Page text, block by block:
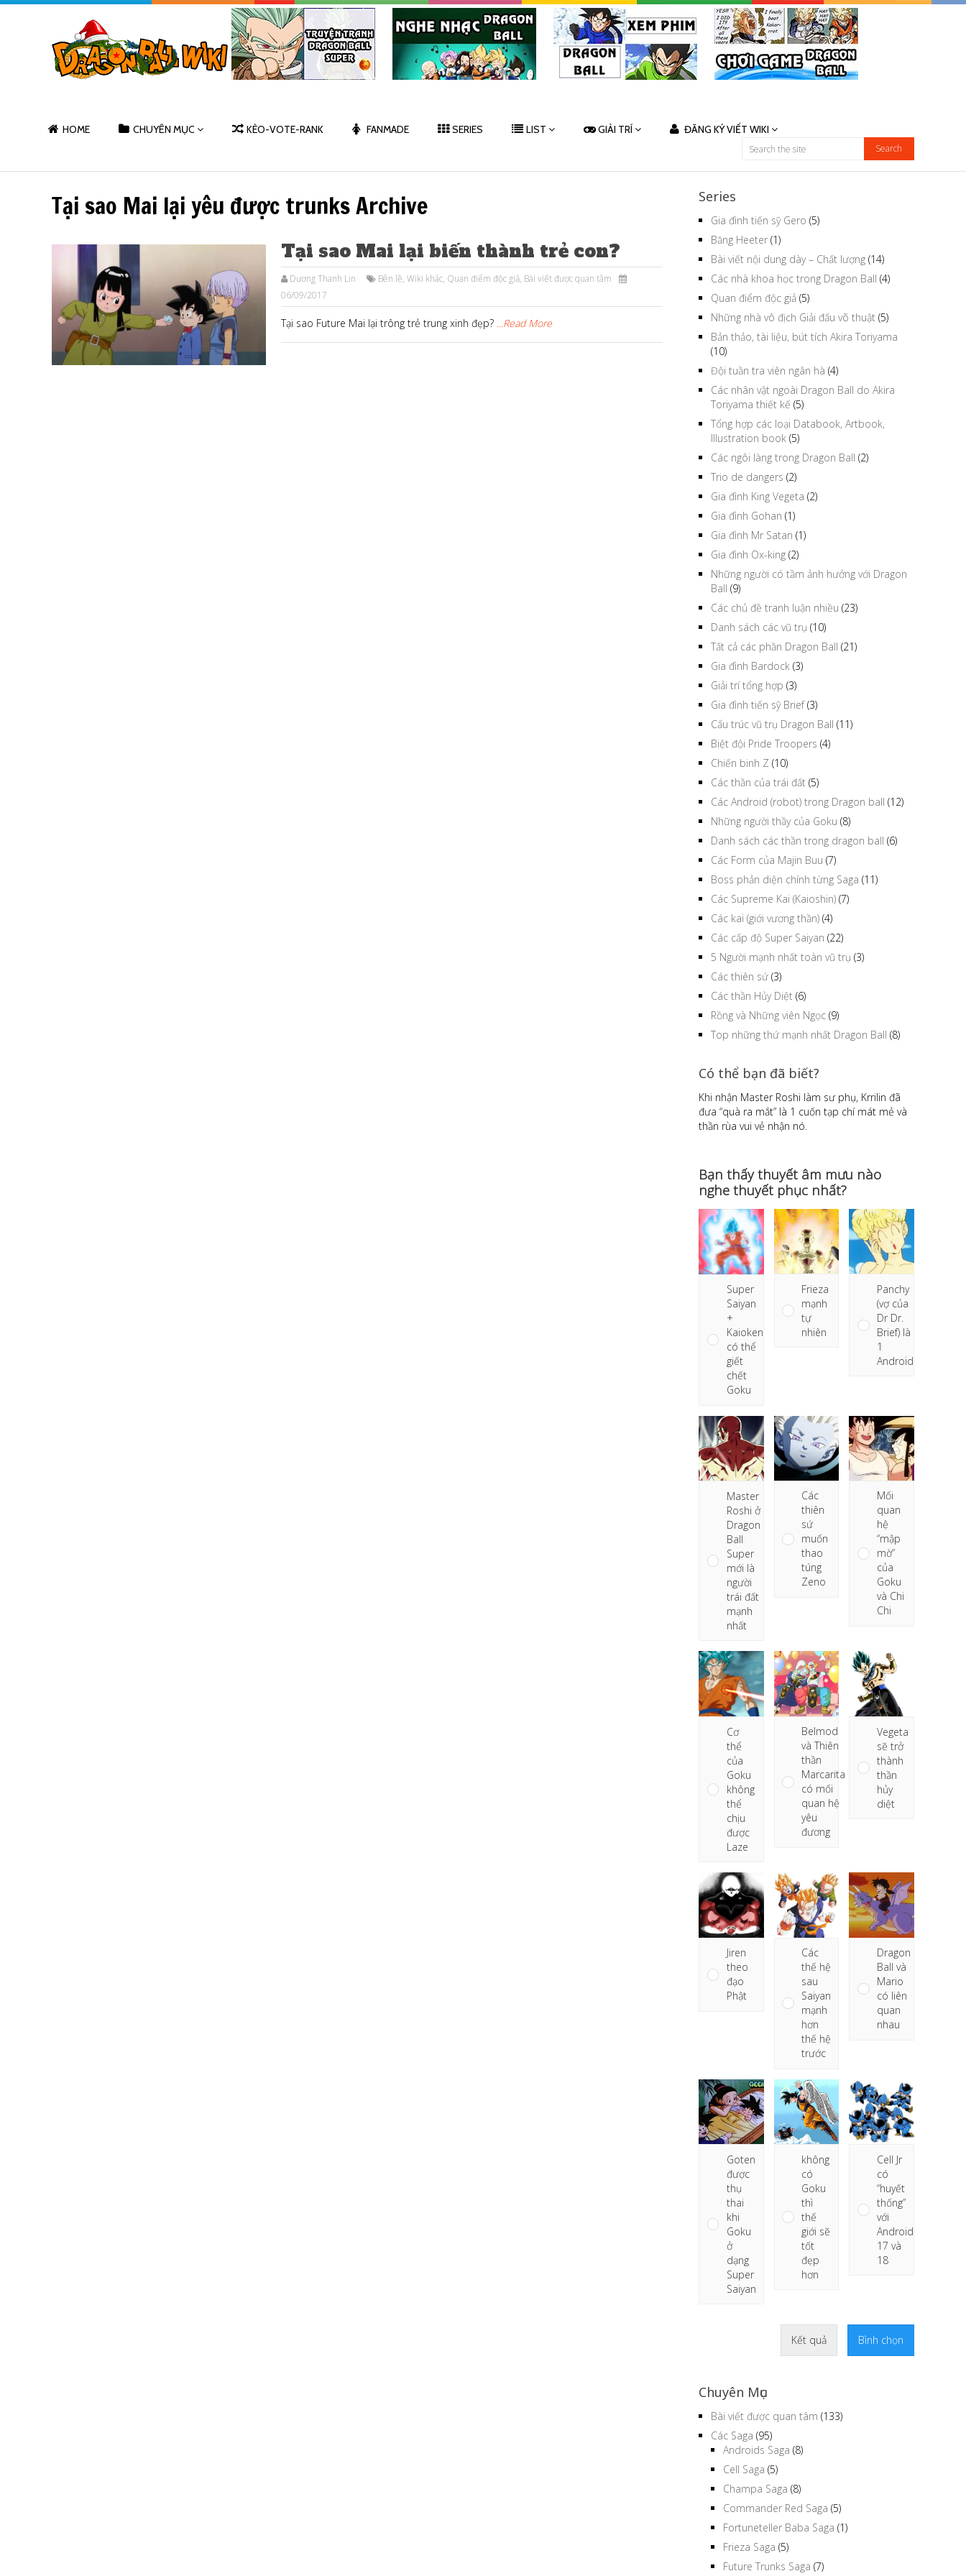
HOME CHUYÊN MỤC KÈO-VOTE-RANK FANMADE SERIES LIST GIẢI TRÍ ĐĂNG KÝ VIẾT WIKI
Tại sao Mai lại yêu được trunks Archive
Tại sao Mai lại biến thành trẻ con?
Dương Thanh Lin Bên lề, Wiki khác, Quan điểm độc giả, Bài viết được quan tâm
06/09/2017
Tại sao Future Mai lại trông trẻ trung xinh đẹp? ...Read More
Series
Gia đình tiến sỹ Gero (5)
Băng Heeter (1)
Bài viết nội dung dày – Chất lượng (14)
Các nhà khoa học trong Dragon Ball (4)
Quan điểm độc giả (5)
Những nhà vô địch Giải đấu võ thuật (5)
Bản thảo, tài liệu, bút tích Akira Toriyama
(10)
Đội tuần tra viên ngân hà (4)
Các nhân vật ngoài Dragon Ball do Akira
Toriyama thiết kế (5)
Tổng hợp các loại Databook, Artbook,
Illustration book (5)
Các ngôi làng trong Dragon Ball (2)
Trio de dangers (2)
Gia đình King Vegeta (2)
Gia đình Gohan (1)
Gia đình Mr Satan (1)
Gia đình Ox-king (2)
Những người có tầm ảnh hưởng với Dragon
Ball (9)
Các chủ đề tranh luận nhiều (23)
Danh sách các vũ trụ (10)
Tất cả các phần Dragon Ball (21)
Gia đình Bardock (3)
Giải trí tổng hợp (3)
Gia đình tiến sỹ Brief(3)
Cấu trúc vũ trụ Dragon Ball (11)
Biệt đội Pride Troopers (4)
Chiến binh Z (10)
Các thần của trái đất (5)
Các Android (robot) trong Dragon ball (12)
Những người thầy của Goku (8)
Danh sách các thần trong dragon ball (6)
Các Form của Majin Buu (7)
Boss phản diện chính từng Saga (11)
Các Supreme Kai (Kaioshin) (7)
Các kai (giới vương thần) (4)
Các cấp độ Super Saiyan (22)
5 Người mạnh nhất toàn vũ trụ (3)
Các thiên sứ (3)
Các thần Hủy Diệt (6)
Rồng và Những viên Ngọc (9)
Top những thứ mạnh nhất Dragon Ball (8)
Có thể bạn đã biết?
Khi nhận Master Roshi làm sư phụ, Krrilin đã
đưa “quà ra mắt” là 1 cuốn tạp chí mát mẻ và
thần rùa vui vẻ nhận nó.
Bạn thấy thuyết âm mưu nào
nghe thuyết phục nhất?
Super
Saiyan
+
Kaioken
có thể
giết
chết
Goku
Frieza
mạnh
tự
nhiên
Panchy
(vợ của
Dr Dr.
Brief) là
1
Android
Master
Roshi ở
Dragon
Ball
Super
mới là
người
trái đất
mạnh
nhất
Các
thiên
sứ
muốn
thao
túng
Zeno
Mối
quan
hệ
“mập
mờ”
của
Goku
và Chi
Chi
Cơ
thể
của
Goku
không
thể
chịu
được
Laze
Belmod
và Thiên
thần
Marcarita
có mối
quan hệ
yêu
đương
Vegeta
sẽ trở
thành
thần
hủy
diệt
Jiren
theo
đạo
Phật
Các
thế hệ
sau
Saiyan
mạnh
hơn
thế hệ
trước
Dragon
Ball và
Mario
có liên
quan
nhau
Goten
được
thụ
thai
khi
Goku
ở
dạng
Super
Saiyan
không
có
Goku
thì
thế
giới sẽ
tốt
đẹp
hơn
Cell Jr
có
“huyết
thống”
với
Android
17 và
18
Kết quả Bình chọn
Chuyên Mục
Bài viết được quan tâm (133)
Các Saga (95)
Androids Saga (8)
Cell Saga (5)
Champa Saga (8)
Commander Red Saga (5)
Fortuneteller Baba Saga (1)
Frieza Saga (5)
Future Trunks Saga (7)